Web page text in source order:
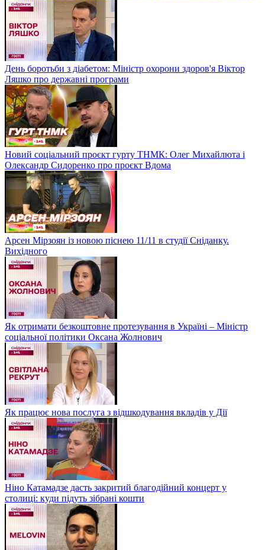
День боротьби з діабетом: Міністр охорони здоров'я Віктор
Ляшко про державні програми
Новий соціальний проєкт гурту ТНМК: Олег Михайлюта і
Олександр Сидоренко про проєкт Вдома
Арсен Мірзоян із новою піснею 11/11 в студії Сніданку.
Вихідного
Як отримати безкоштовне протезування в Україні – Міністр
соціальної політики Оксана Жолнович
Як працює нова послуга з відшкодування вкладів у Дії
Ніно Катамадзе дасть закритий благодійний концерт у
столиці: куди підуть зібрані кошти